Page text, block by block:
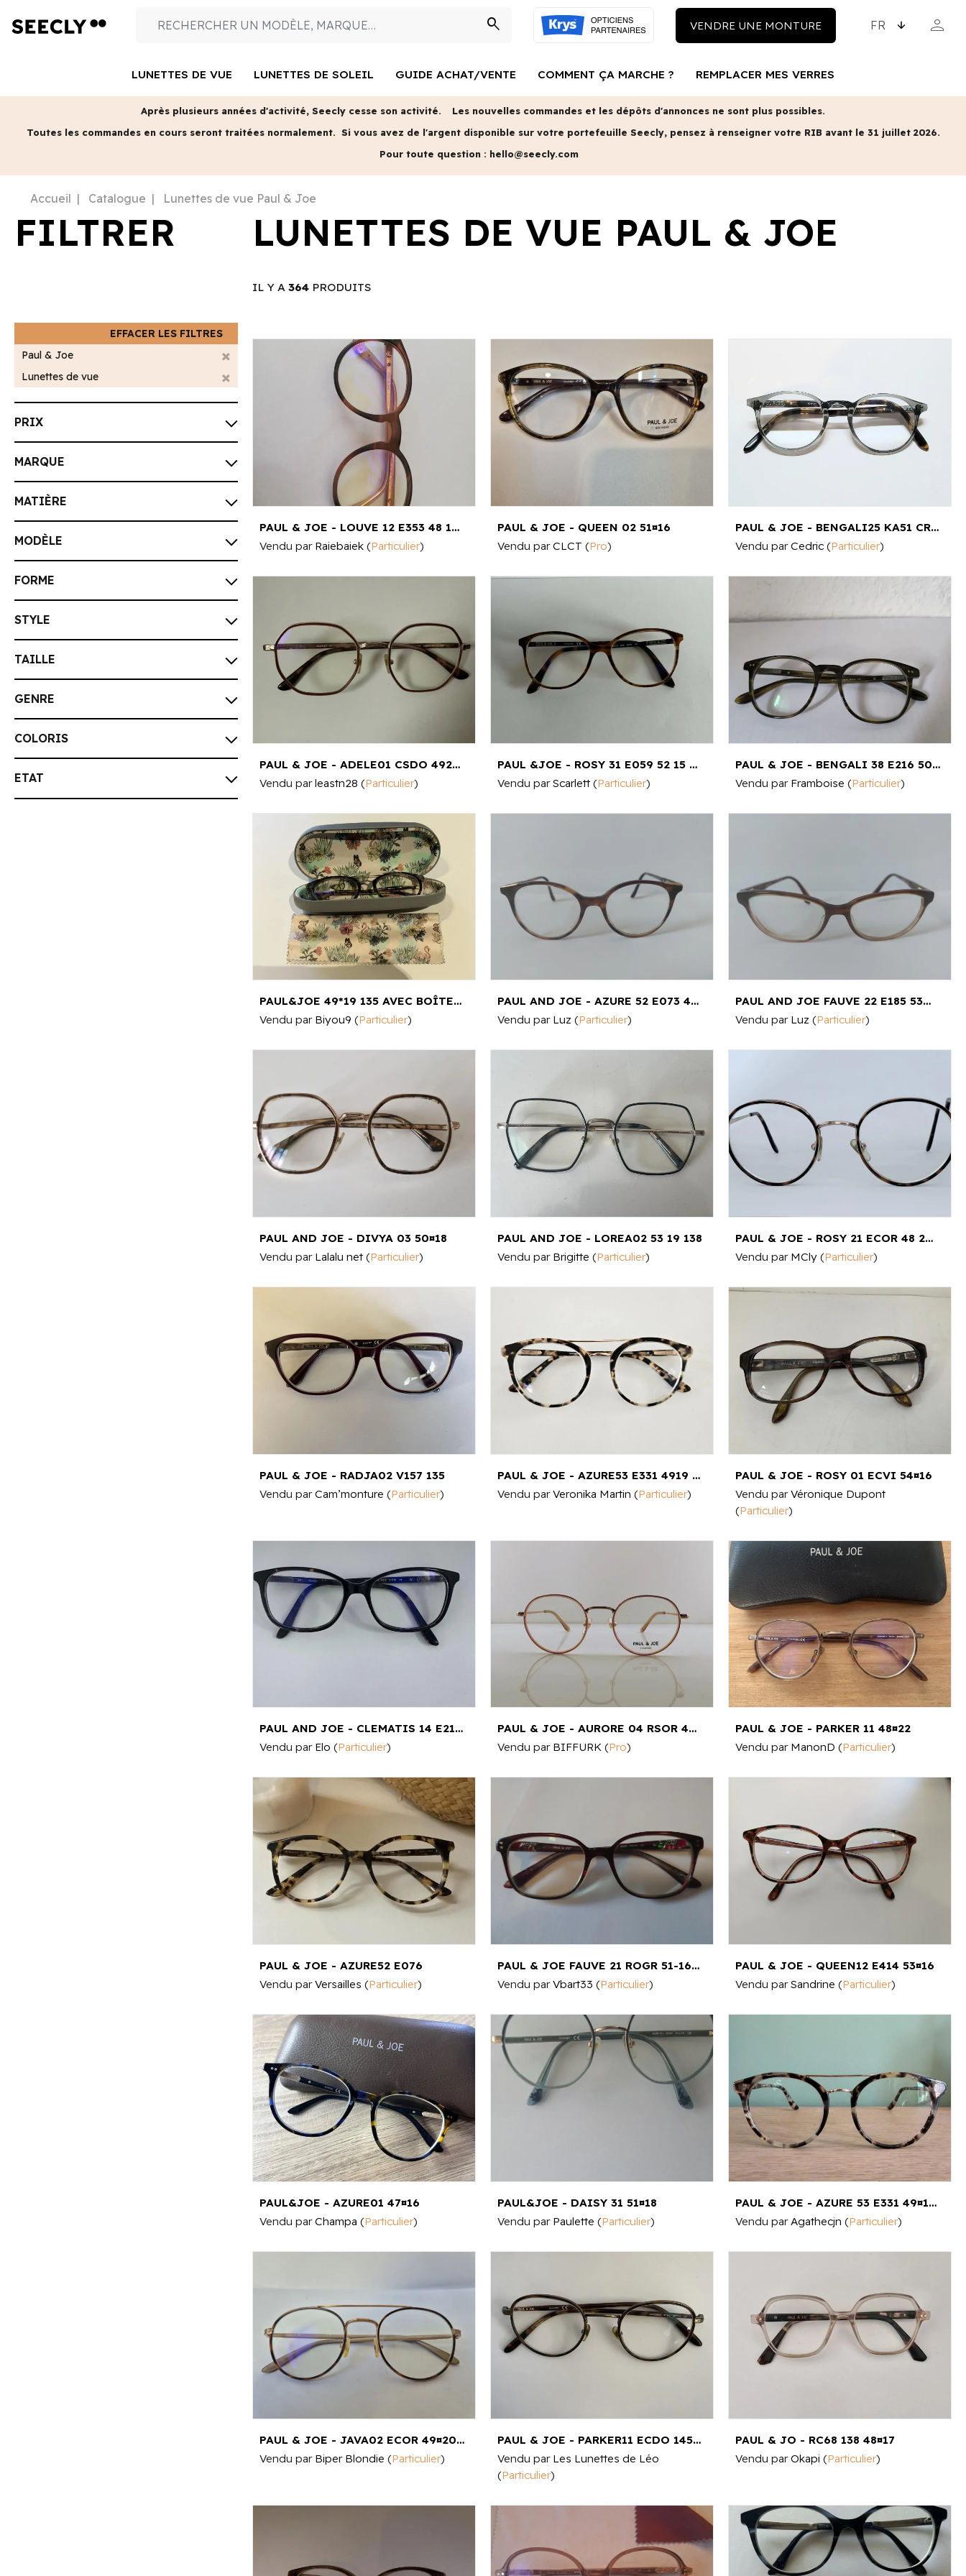
search VENDRE UNE MONTURE person
LUNETTES DE VUE LUNETTES DE SOLEIL GUIDE ACHAT/VENTE COMMENT ÇA MARCHE ? REMPLACER MES VERRES
Après plusieurs années d'activité, Seecly cesse son activité.
Les nouvelles commandes et les dépôts d'annonces ne sont plus possibles.
Toutes les commandes en cours seront traitées normalement. Si vous avez de l'argent disponible sur votre portefeuille Seecly, pensez à renseigner votre RIB avant le 31 juillet 2026.
Pour toute question : hello@seecly.com
Accueil Catalogue Lunettes de vue Paul & Joe
FILTRER
EFFACER LES FILTRES
Paul & Joe
Lunettes de vue
PRIX
MARQUE
MATIÈRE
MODÈLE
FORME
STYLE
TAILLE
GENRE
COLORIS
ETAT
LUNETTES DE VUE PAUL & JOE
IL Y A 364 PRODUITS
PAUL & JOE - LOUVE 12 E353 48 19 138
Vendu par Raiebaiek (Particulier)
PAUL & JOE - QUEEN 02 51¤16
Vendu parCLCT (Pro)
PAUL & JOE - BENGALI25 KA51 CRISTAL KAKI 3662097343650 47¤20
Vendu parCedric(Particulier)
PAUL & JOE - ADELE01 CSDO 4920 140 5CM ¤2CM
Vendu parleastn28 (Particulier)
PAUL &JOE - ROSY 31 E059 52 15 140 50 MM¤15
Vendu parScarlett(Particulier)
PAUL & JOE - BENGALI 38 E216 50 Q 19 145 5CM¤140
Vendu par Framboise (Particulier)
PAUL&JOE 49*19 135 AVEC BOÎTE ET CHIFFON - 49*19 135 49¤19
Vendu par Biyou9 (Particulier)
PAUL AND JOE - AZURE 52 E073 49 17 135
Vendu par Luz (Particulier)
PAUL AND JOE FAUVE 22 E185 53□16 135
Vendu par Luz (Particulier)
PAUL AND JOE - DIVYA 03 50¤18
Vendu par Lalalu net (Particulier)
PAUL AND JOE - LOREA02 53 19 138
Vendu par Brigitte (Particulier)
PAUL & JOE - ROSY 21 ECOR 48 20 135
Vendu par MCly(Particulier)
PAUL & JOE - RADJA02 V157 135
Vendu parCam’monture (Particulier)
PAUL & JOE - AZURE53 E331 4919 135 4,5¤1,5
Vendu parVeronika Martin (Particulier)
PAUL & JOE - ROSY 01 ECVI 54¤16
Vendu parVéronique Dupont
(Particulier)
PAUL AND JOE - CLEMATIS 14 E219 51¤16
Vendu par Elo (Particulier)
PAUL & JOE - AURORE 04 RSOR 49¤21
Vendu par BIFFURK(Pro)
PAUL & JOE - PARKER 11 48¤22
Vendu par ManonD (Particulier)
PAUL & JOE - AZURE52 E076
Vendu parVersailles (Particulier)
PAUL & JOE FAUVE 21 ROGR 51-16 135 - FAUVE 21 ROGR 51-16 135 51¤16
Vendu parVbart33 (Particulier)
PAUL & JOE - QUEEN12 E414 53¤16
Vendu parSandrine (Particulier)
PAUL&JOE - AZURE01 47¤16
Vendu parChampa (Particulier)
PAUL&JOE - DAISY 31 51¤18
Vendu par Paulette (Particulier)
PAUL & JOE - AZURE 53 E331 49¤19 135
Vendu parAgathecjn (Particulier)
PAUL & JOE - JAVA02 ECOR 49¤20 140
Vendu par Biper Blondie (Particulier)
PAUL & JOE - PARKER11 ECDO 145 48¤22
Vendu par Les Lunettes de Léo
(Particulier)
PAUL & JO - RC68 138 48¤17
Vendu parOkapi (Particulier)